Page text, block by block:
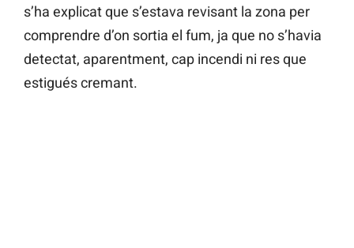
s’ha explicat que s’estava revisant la zona per
comprendre d’on sortia el fum, ja que no s’havia
detectat, aparentment, cap incendi ni res que
estigués cremant.